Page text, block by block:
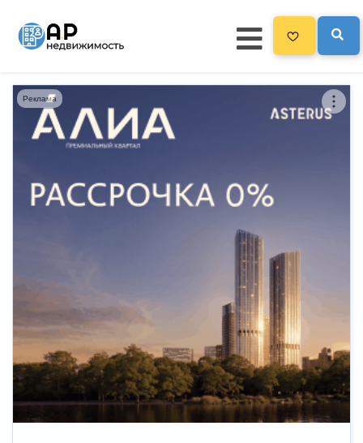
Главная
Все новостройки 3300
Блог
Политика конфиденциальности
Карта сайта
Реклама